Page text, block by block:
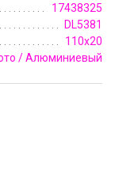
17438325
DL5381
110x20
/ Алюминиевый